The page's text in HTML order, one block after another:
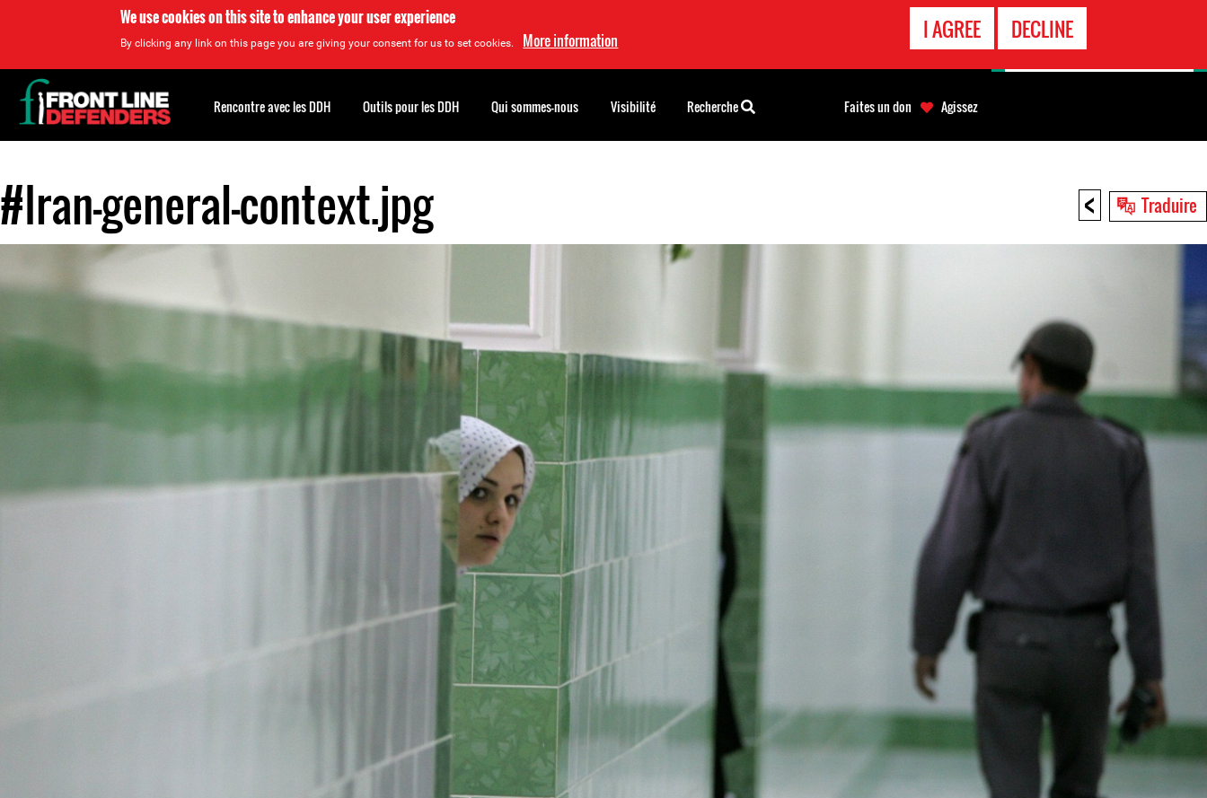
We use cookies on this site to enhance your user experience
By clicking any link on this page you are giving your consent for us to set cookies. More information I AGREE DECLINE
< Traduire
Back
to
top
#Iran-general-context.jpg
Back
to
top
Rencontre avec les DDH Outils pour les DDH Qui sommes-nous Visibilité Recherche Faites un don Agissez
D'URGENCE